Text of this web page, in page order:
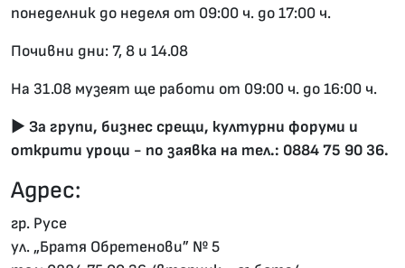
понеделник до неделя от 09:00 ч. до 17:00 ч.
Почивни дни: 7, 8 и 14.08
На 31.08 музеят ще работи от 09:00 ч. до 16:00 ч.
► За групи, бизнес срещи, културни форуми и
открити уроци - по заявка на тел.: 0884 75 90 36.
Адрес:
гр. Русе
ул. „Братя Обретенови” № 5